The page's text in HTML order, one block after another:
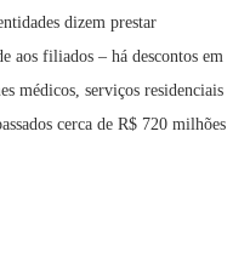
dizem prestar
aos filiados – há descontos em
médicos, serviços residenciais
cerca de R$ 720 milhões